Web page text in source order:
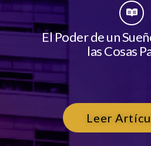
El Poder de un
las Cosas
Leer